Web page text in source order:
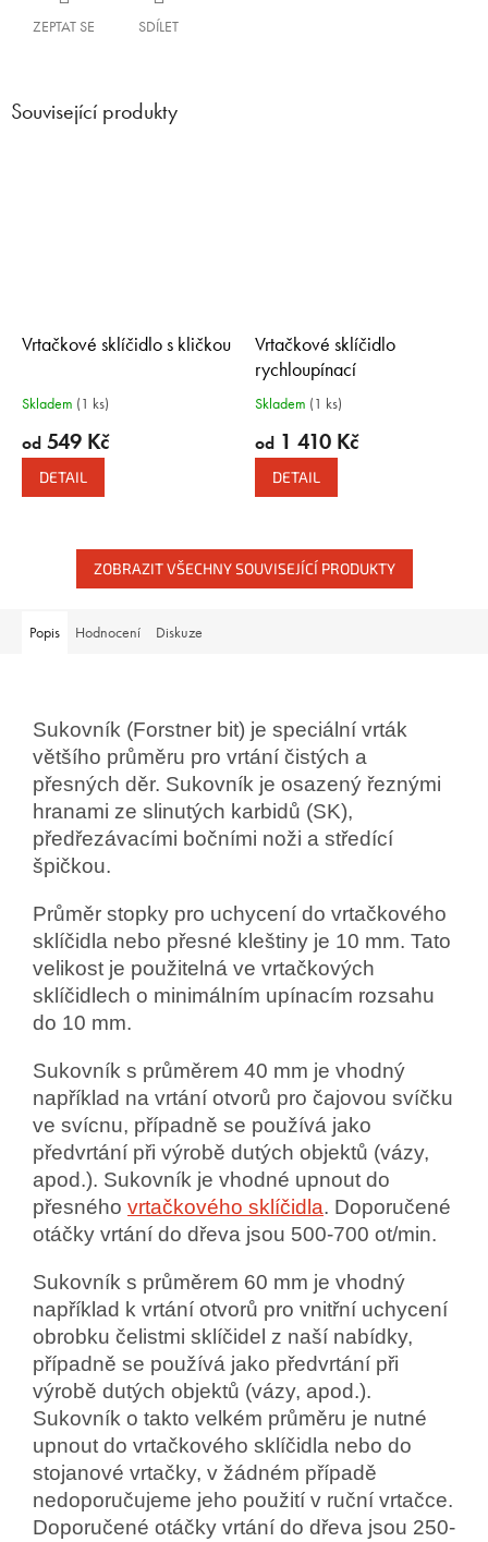
ZEPTAT SE SDÍLET
Související produkty
Vrtačkové sklíčidlo s kličkou
Skladem (1 ks)
od 549 Kč
DETAIL
Vrtačkové sklíčidlo
rychloupínací
Skladem (1 ks)
od 1 410 Kč
DETAIL
ZOBRAZIT VŠECHNY SOUVISEJÍCÍ PRODUKTY
Popis Hodnocení Diskuze
Sukovník (Forstner bit) je speciální vrták
většího průměru pro vrtání čistých a
přesných děr. Sukovník je osazený řeznými
hranami ze slinutých karbidů (SK),
předřezávacími bočními noži a středící
špičkou.
Průměr stopky pro uchycení do vrtačkového
sklíčidla nebo přesné kleštiny je 10 mm. Tato
velikost je použitelná ve vrtačkových
sklíčidlech o minimálním upínacím rozsahu
do 10 mm.
Sukovník s průměrem 40 mm je vhodný
například na vrtání otvorů pro čajovou svíčku
ve svícnu, případně se používá jako
předvrtání při výrobě dutých objektů (vázy,
apod.). Sukovník je vhodné upnout do
přesného vrtačkového sklíčidla. Doporučené
otáčky vrtání do dřeva jsou 500-700 ot/min.
Sukovník s průměrem 60 mm je vhodný
například k vrtání otvorů pro vnitřní uchycení
obrobku čelistmi sklíčidel z naší nabídky,
případně se používá jako předvrtání při
výrobě dutých objektů (vázy, apod.).
Sukovník o takto velkém průměru je nutné
upnout do vrtačkového sklíčidla nebo do
stojanové vrtačky, v žádném případě
nedoporučujeme jeho použití v ruční vrtačce.
Doporučené otáčky vrtání do dřeva jsou 250-